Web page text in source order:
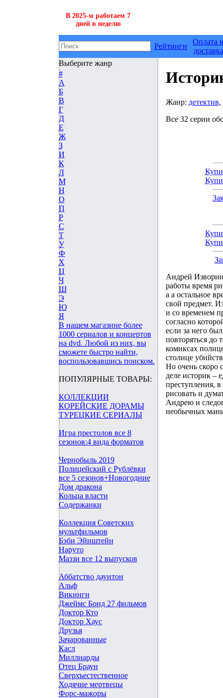
В 2025-м работаем 7
дней в неделю
Рейтинги
Оплата
доставка
Выберите жанр
#
А
Б
В
Г
Д
Е
Ж
З
И
К
Л
М
Н
О
П
Р
С
Т
У
Ф
Х
Ц
Ч
Ш
Э
Ю
Я
В нашем магазине более
1000 сериалов и концертов
на dvd. Любой из них, вы
сможете быстро найти,
воспользовавшись поиском.
ПОПУЛЯРНЫЕ ТОВАРЫ:
КОЛЛЕКЦИИ
КОРЕЙСКИЕ ДОРАМЫ
ТУРЕЦКИЕ СЕРИАЛЫ
Игра престолов все 8
сезонов:4 вида форматов
Чернобыль 2019
Полицейский с Рублёвки
все 5 сезонов+Новогодние
Дом дракона
Кольца власти
Содержанки
Коллекция Советских
мультфильмов
Бэби Эйнштейн
Наруто
Маззи все 12 выпусков
Аббатство даунтон
Альф
Викинги
Джеймс Бонд 27 фильмов
Доктор Кто
Доктор Хаус
Друзья
Зачарованные
Касл
Миллиарды
Отец Браун
Сверхъестественное
Ходячие мертвецы
Форс-мажоры
Жанр: детектив,
Все 32 серии
Андрей
работы время
а а остальное
свой предмет.
и со временем
согласно
если за него
повторяться до
комиксах
столице
Но очень скоро
деле историк –
преступления,
рисовать и
Андрею и
необычных